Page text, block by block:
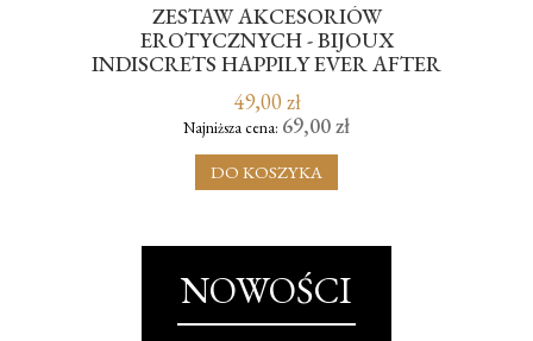
ZESTAW AKCESORIÓW
EROTYCZNYCH - BIJOUX
INDISCRETS HAPPILY EVER AFTER
RED LABEL
49,00 zł
Najniższa cena: 69,00 zł
DO KOSZYKA
NOWOŚCI